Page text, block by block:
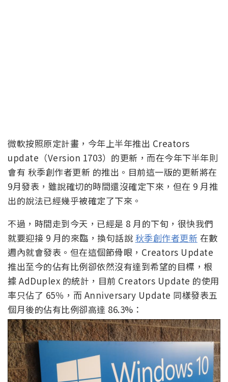
微軟按照原定計畫，今年上半年推出 Creators
update（Version 1703）的更新，而在今年下半年則
會有 秋季創作者更新 的推出。目前這一版的更新將在
9月發表，雖說確切的時間還沒確定下來，但在 9 月推
出的說法已經幾乎被確定了下來。
不過，時間走到今天，已經是 8 月的下旬，很快我們
就要迎接 9 月的來臨，換句話說 秋季創作者更新 在數
週內就會發表。但在這個節骨眼，Creators Update
推出至今的佔有比例卻依然沒有達到希望的目標，根
據 AdDuplex 的統計，目前 Creators Update 的使用
率只佔了 65％，而 Anniversary Update 同樣發表五
個月後的佔有比例卻高達 86.3%：